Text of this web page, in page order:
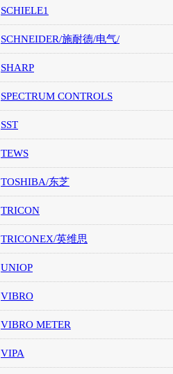
SCHIELE1
SCHNEIDER/施耐德/电气/
SHARP
SPECTRUM CONTROLS
SST
TEWS
TOSHIBA/东芝
TRICON
TRICONEX/英维思
UNIOP
VIBRO
VIBRO METER
VIPA